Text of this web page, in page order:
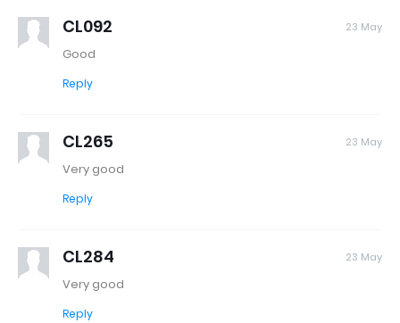
CL092 23 May
Good
Reply
CL265 23 May
Very good
Reply
CL284 23 May
Very good
Reply